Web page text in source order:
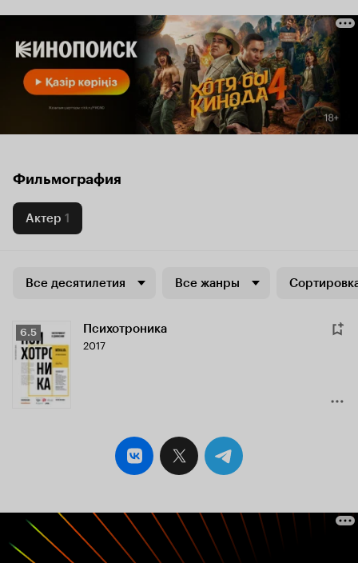
Фильмография
Актер 1
Все десятилетия Все жанры
Рейтинг
Кинопоиска
6.5
6.5 Психотроника
2017